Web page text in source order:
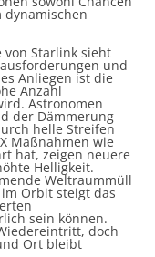
von Starlink sieht
und
Anliegen ist die
Anzahl
Astronomen
der Dämmerung
helle Streifen
Maßnahmen wie
hat, zeigen neuere
Helligkeit.
Weltraummüll
Orbit steigt das
sein können.
doch
Ort bleibt